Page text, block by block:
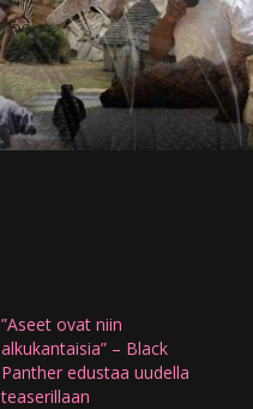
”Aseet ovat niin
alkukantaisia” – Black
Panther edustaa uudella
teaserillaan